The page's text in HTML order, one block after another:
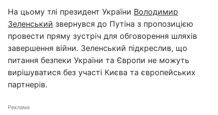
На цьому тлі президент України Володимир
Зеленський звернувся до Путіна з пропозицією
провести пряму зустріч для обговорення шляхів
завершення війни. Зеленський підкреслив, що
питання безпеки України та Європи не можуть
вирішуватися без участі Києва та європейських
партнерів.
Реклама